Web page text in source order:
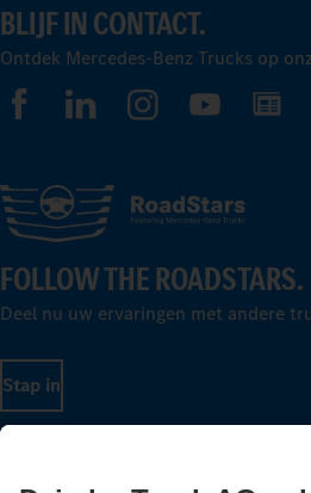
BLIJF IN CONTACT.
Ontdek Mercedes-Benz Trucks op
FOLLOW THE ROADSTARS.
Deel nu uw ervaringen met andere
Stap in